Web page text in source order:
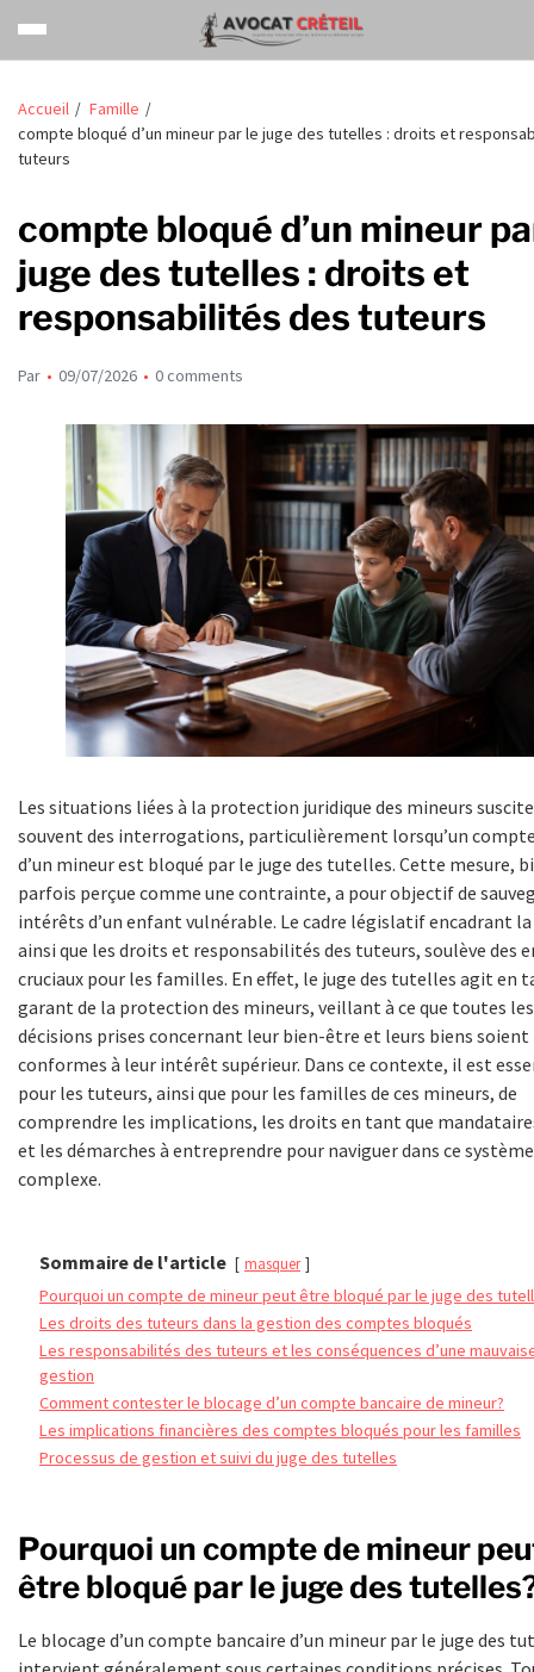
Accueil
Famille
compte bloqué d’un mineur par le juge des tutelles : droits et
tuteurs
compte bloqué d’un mineur
juge des tutelles : droits et
responsabilités des tuteurs
Par 09/07/2026 0 comments
Les situations liées à la protection juridique des mineurs
souvent des interrogations, particulièrement lorsqu’un
d’un mineur est bloqué par le juge des tutelles. Cette mesure,
parfois perçue comme une contrainte, a pour objectif de
intérêts d’un enfant vulnérable. Le cadre législatif encadrant
ainsi que les droits et responsabilités des tuteurs, soulève des
cruciaux pour les familles. En effet, le juge des tutelles agit en
garant de la protection des mineurs, veillant à ce que toutes les
décisions prises concernant leur bien-être et leurs biens soient
conformes à leur intérêt supérieur. Dans ce contexte, il est
pour les tuteurs, ainsi que pour les familles de ces mineurs, de
comprendre les implications, les droits en tant que
et les démarches à entreprendre pour naviguer dans ce système
complexe.
Sommaire de l'article masquer
Pourquoi un compte de mineur peut être bloqué par le juge des
Les droits des tuteurs dans la gestion des comptes bloqués
Les responsabilités des tuteurs et les conséquences d’une
gestion
Comment contester le blocage d’un compte bancaire de mineur?
Les implications financières des comptes bloqués pour les familles
Processus de gestion et suivi du juge des tutelles
Pourquoi un compte de mineur
être bloqué par le juge des
Le blocage d’un compte bancaire d’un mineur par le juge des